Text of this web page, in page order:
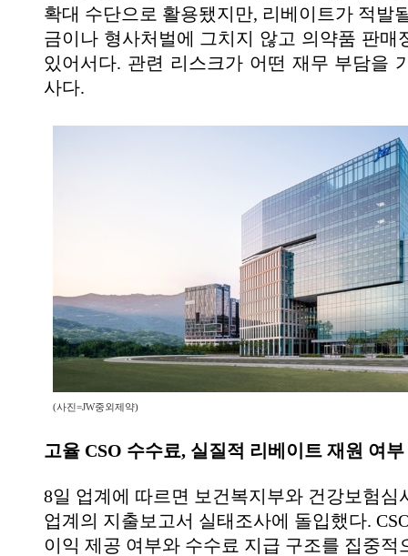
확대 수단으로 활용됐지만, 리베이트가 적발
금이나 형사처벌에 그치지 않고 의약품 판매
있어서다. 관련 리스크가 어떤 재무 부담을
사다.
(사진=JW중외제약)
고율 CSO 수수료, 실질적 리베이트 재원 여
8일 업계에 따르면 보건복지부와 건강보험심
업계의 지출보고서 실태조사에 돌입했다.
이익 제공 여부와 수수료 지급 구조를 집중적